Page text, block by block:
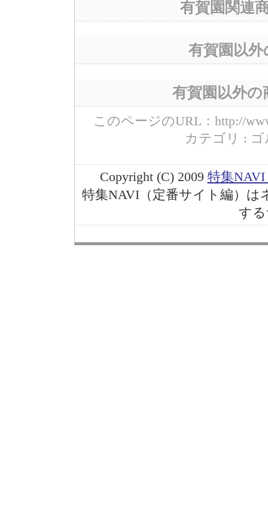
有賀園関連
有賀園以
有賀園以外
このページのURL：http://
カテゴリ :
Copyright (C) 2009 特集
特集NAVI（定番サイト編）
す